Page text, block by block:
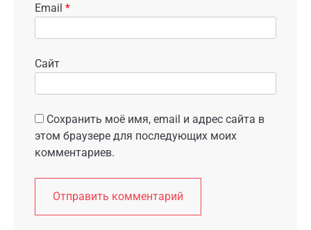
Email *
Сайт
Сохранить моё имя, email и адрес сайта в
этом браузере для последующих моих
комментариев.